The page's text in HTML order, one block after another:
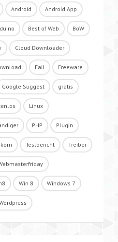
Android Android App
Best of Web BoW
Cloud Downloader
Fail Freeware
Google Suggest gratis
Linux
PHP Plugin
Testbericht Treiber
Win 8 Windows 7